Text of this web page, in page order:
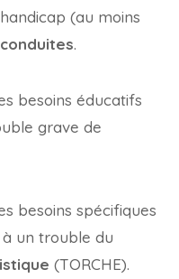
(au moins
.
besoins éducatifs
grave de
besoins spécifiques
un trouble du
(TORCHE).